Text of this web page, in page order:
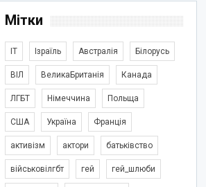
Мітки
IT Ізраїль Австралія Білорусь
ВІЛ ВеликаБританія Канада
ЛГБТ Німеччина Польща
США Україна Франція
активізм актори батьківство
військовілгбт гей гей_шлюби